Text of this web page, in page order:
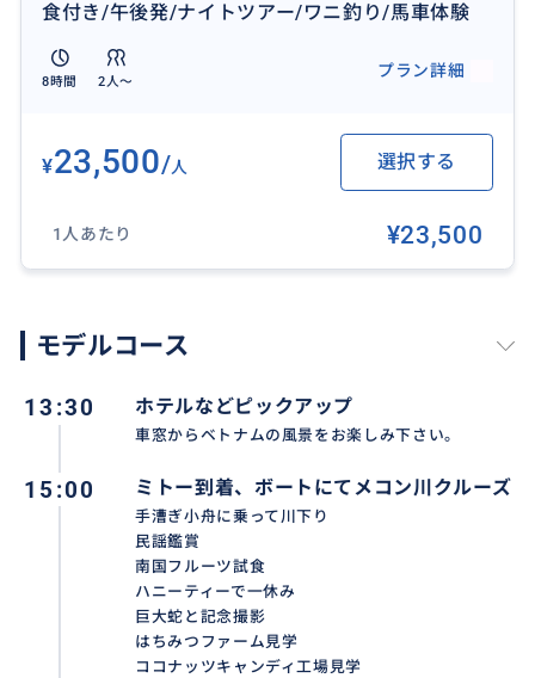
食付き/午後発/ナイトツアー/ワニ釣り/馬車体験
8時間 2人〜
プラン詳細
¥23,500/人 選択する
1人あたり ¥23,500
モデルコース
13:30 ホテルなどピックアップ
車窓からベトナムの風景をお楽しみ下さい。
15:00 ミトー到着、ボートにてメコン川クルーズ
手漕ぎ小舟に乗って川下り
民謡鑑賞
南国フルーツ試食
ハニーティーで一休み
巨大蛇と記念撮影
はちみつファーム見学
ココナッツキャンディ工場見学